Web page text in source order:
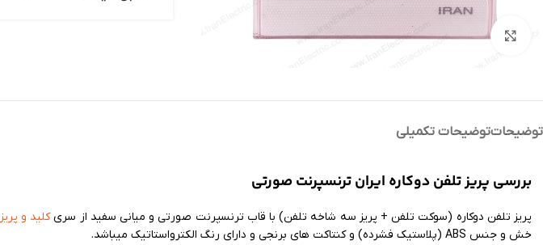
بزرگنمایی تصویر
توضیحاتتوضیحات تکمیلی
بررسی پریز تلفن دوکاره ایران ترنسپرنت صورتی
پریز تلفن دوکاره (سوکت تلفن + پریز سه شاخه تلفن) با قاب ترنسپرنت صورتی و میانی سفید از سریکلید و پریز
خش و جنس ABS (پلاستیک فشرده) و کنتاکت های برنجی و دارای رنگ الکترواستاتیک میباشد.